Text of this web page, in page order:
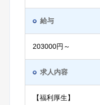
給与
203000円～
求人内容
【福利厚生】